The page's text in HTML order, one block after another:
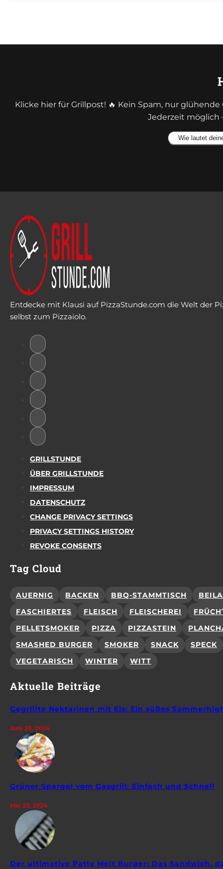
Klicke hier für Grillpost! 🔥 Kein Spam, nur
Jederzeit möglich
Entdecke mit Klausi auf PizzaStunde.com die Welt der
selbst zum Pizzaiolo.
GRILLSTUNDE
ÜBER GRILLSTUNDE
IMPRESSUM
DATENSCHUTZ
CHANGE PRIVACY SETTINGS
PRIVACY SETTINGS HISTORY
REVOKE CONSENTS
Tag Cloud
AUERNIG BACKEN BBQ-STAMMTISCH
FASCHIERTES
FLEISCH FLEISCHEREI
PELLETSMOKER
PIZZA PIZZASTEIN
SMASHED BURGER
SMOKER SNACK
SPECK
VEGETARISCH
WINTER WITT
Aktuelle Beiträge
Gegrillte Nektarinen mit Eis: Ein süßes
Juni 28, 2024
Grüner Spargel vom Gasgrill: Einfach und Schnell
Mai 23, 2024
Der ultimative Patty Melt Burger: Das Sandwich,